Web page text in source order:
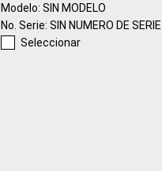
Modelo: SIN MODELO
No. Serie: SIN NUMERO DE SERIE
Seleccionar